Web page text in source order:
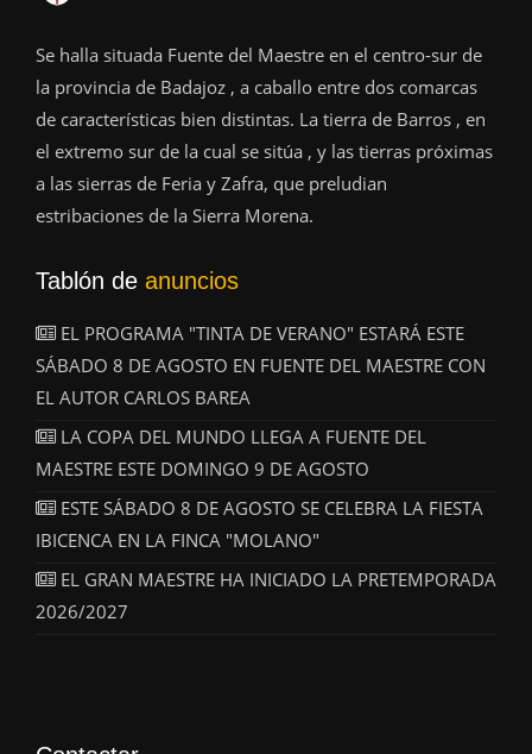
Se halla situada Fuente del Maestre en el centro-sur de
la provincia de Badajoz , a caballo entre dos comarcas
de características bien distintas. La tierra de Barros , en
el extremo sur de la cual se sitúa , y las tierras próximas
a las sierras de Feria y Zafra, que preludian
estribaciones de la Sierra Morena.
Tablón de anuncios
EL PROGRAMA "TINTA DE VERANO" ESTARÁ ESTE
SÁBADO 8 DE AGOSTO EN FUENTE DEL MAESTRE CON
EL AUTOR CARLOS BAREA
LA COPA DEL MUNDO LLEGA A FUENTE DEL
MAESTRE ESTE DOMINGO 9 DE AGOSTO
ESTE SÁBADO 8 DE AGOSTO SE CELEBRA LA FIESTA
IBICENCA EN LA FINCA "MOLANO"
EL GRAN MAESTRE HA INICIADO LA PRETEMPORADA
2026/2027